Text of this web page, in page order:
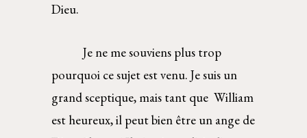
Dieu.
Je ne me souviens plus trop
pourquoi ce sujet est venu. Je suis un
grand sceptique, mais tant que  William
est heureux, il peut bien être un ange de